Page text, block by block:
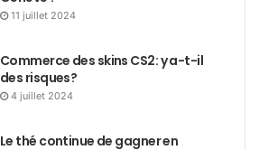
11 juillet 2024
Commerce des skins CS2: y a-t-il
des risques?
4 juillet 2024
Le thé continue de gagner en